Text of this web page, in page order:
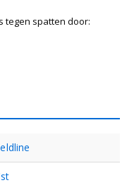
tegen spatten door: